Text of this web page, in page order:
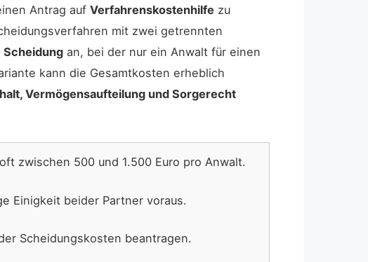
Antrag auf Verfahrenskostenhilfe zu
mit zwei getrennten
Scheidung an, bei der nur ein Anwalt für einen
kann die Gesamtkosten erheblich
Vermögensaufteilung und Sorgerecht
zwischen 500 und 1.500 Euro pro Anwalt.
Einigkeit beider Partner voraus.
Scheidungskosten beantragen.